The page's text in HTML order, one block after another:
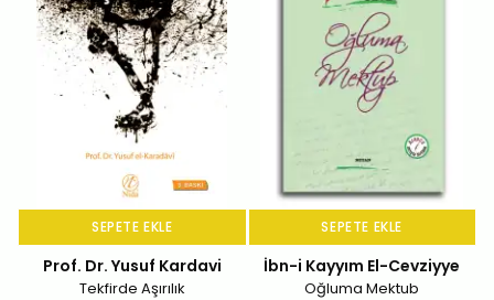
SEPETE EKLE
Prof. Dr. Yusuf Kardavi
Tekfirde Aşırılık
SEPETE EKLE
İbn-i Kayyım El-Cevziyye
Oğluma Mektub